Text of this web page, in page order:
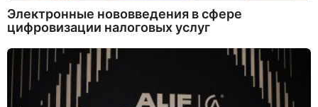
Электронные нововведения в сфере
цифровизации налоговых услуг